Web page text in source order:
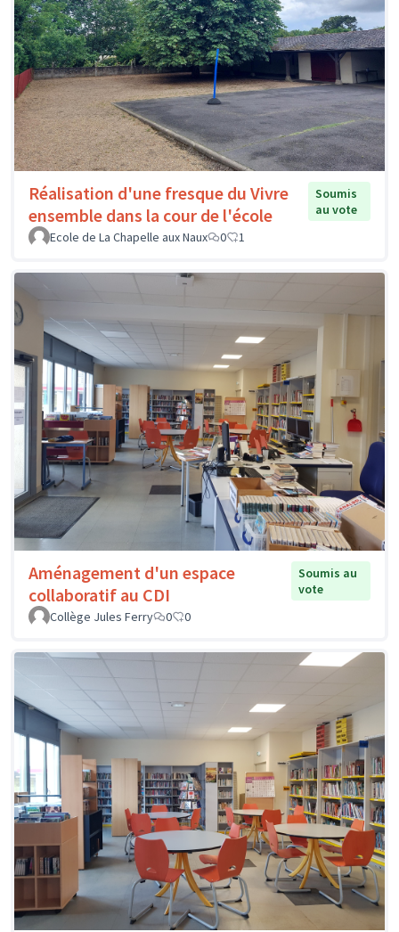
Réalisation d'une fresque du Vivre
ensemble dans la cour de l'école
Soumis
au vote
Ecole de La Chapelle aux Naux
0 1
Aménagement d'un espace
collaboratif au CDI
Soumis au
vote
Collège Jules Ferry
0 0